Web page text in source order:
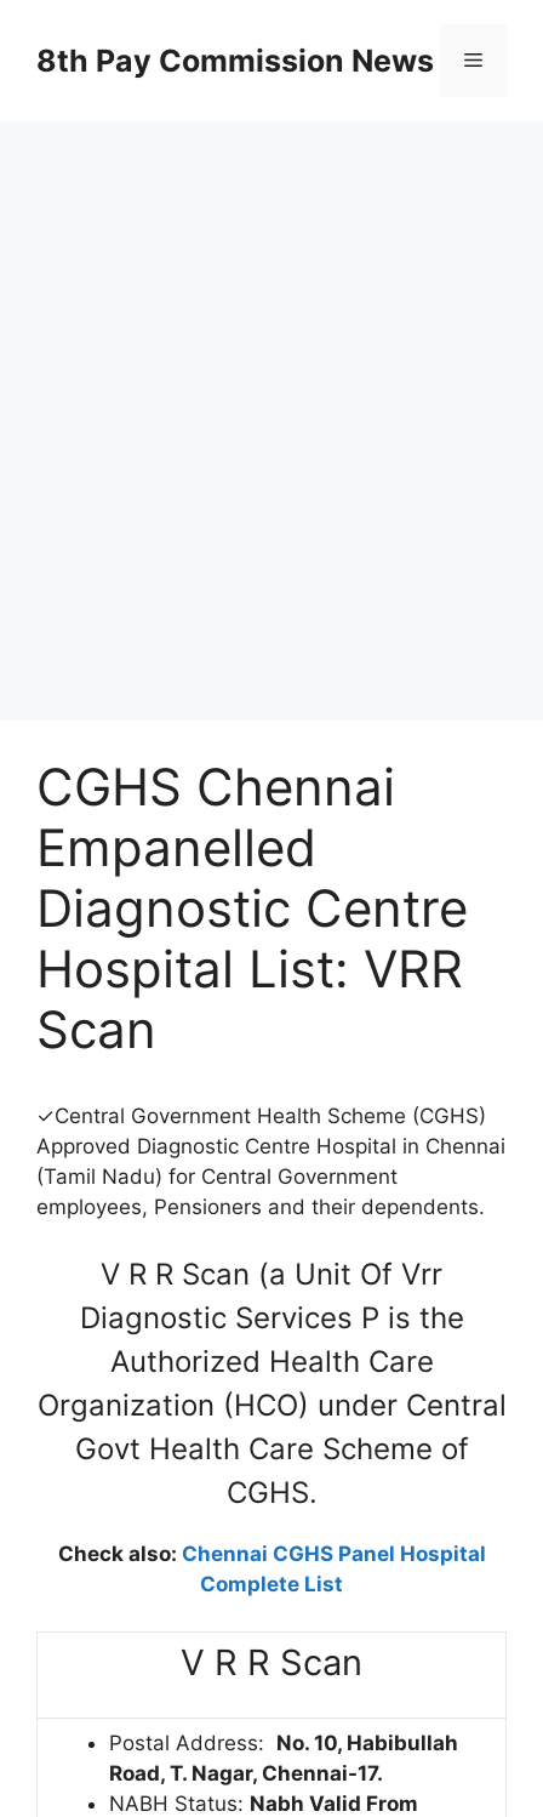
content8th Pay Commission News Menu
CGHS Chennai
Empanelled
Diagnostic Centre
Hospital List: VRR
Scan
✓Central Government Health Scheme (CGHS)
Approved Diagnostic Centre Hospital in Chennai
(Tamil Nadu) for Central Government
employees, Pensioners and their dependents.
V R R Scan (a Unit Of Vrr
Diagnostic Services P is the
Authorized Health Care
Organization (HCO) under Central
Govt Health Care Scheme of
CGHS.
Check also: Chennai CGHS Panel Hospital
Complete List
V R R Scan
Postal Address: No. 10, Habibullah
Road, T. Nagar, Chennai-17.
NABH Status: Nabh Valid From